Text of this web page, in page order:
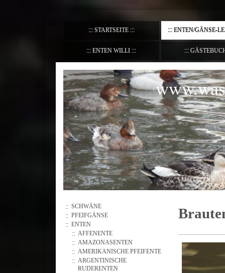
STARTSEITE ENTEN/GÄNSE-
ENTEN WILLI
SCHWÄNE
PFEIFGÄNSE
ENTEN
AFFENENTE
AMAZONASENTEN
AMERIKANISCHE PFEIFENTE
ARGENTINISCHE
RUDERENTEN